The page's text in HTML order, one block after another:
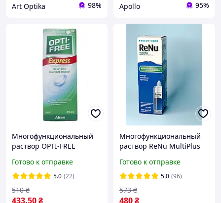
Art Optika 98% Apollo 95%
Многофункциональный
раствор OPTI-FREE
Готово к отправке
5.0 (22)
433.50₴
510 ₴
Многофункциональный
раствор ReNu MultiPlus
Готово к отправке
5.0 (96)
480₴
573 ₴